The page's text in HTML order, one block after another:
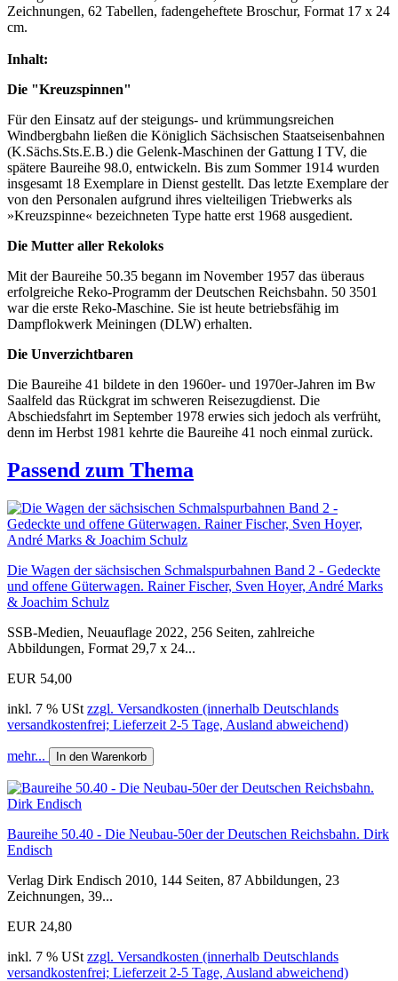
Zeichnungen, 62 Tabellen, fadengeheftete Broschur, Format 17 x 24
cm.
Inhalt:
Die "Kreuzspinnen"
Für den Einsatz auf der steigungs- und krümmungsreichen
Windbergbahn ließen die Königlich Sächsischen Staatseisenbahnen
(K.Sächs.Sts.E.B.) die Gelenk-Maschinen der Gattung I TV, die
spätere Baureihe 98.0, entwickeln. Bis zum Sommer 1914 wurden
insgesamt 18 Exemplare in Dienst gestellt. Das letzte Exemplare der
von den Personalen aufgrund ihres vielteiligen Triebwerks als
»Kreuzspinne« bezeichneten Type hatte erst 1968 ausgedient.
Die Mutter aller Rekoloks
Mit der Baureihe 50.35 begann im November 1957 das überaus
erfolgreiche Reko-Programm der Deutschen Reichsbahn. 50 3501
war die erste Reko-Maschine. Sie ist heute betriebsfähig im
Dampflokwerk Meiningen (DLW) erhalten.
Die Unverzichtbaren
Die Baureihe 41 bildete in den 1960er- und 1970er-Jahren im Bw
Saalfeld das Rückgrat im schweren Reisezugdienst. Die
Abschiedsfahrt im September 1978 erwies sich jedoch als verfrüht,
denn im Herbst 1981 kehrte die Baureihe 41 noch einmal zurück.
Passend zum Thema
Die Wagen der sächsischen Schmalspurbahnen Band 2 - Gedeckte
und offene Güterwagen. Rainer Fischer, Sven Hoyer, André Marks
& Joachim Schulz
SSB-Medien, Neuauflage 2022, 256 Seiten, zahlreiche
Abbildungen, Format 29,7 x 24...
EUR 54,00
inkl. 7 % USt zzgl. Versandkosten (innerhalb Deutschlands
versandkostenfrei; Lieferzeit 2-5 Tage, Ausland abweichend)
mehr... In den Warenkorb
Baureihe 50.40 - Die Neubau-50er der Deutschen Reichsbahn. Dirk
Endisch
Verlag Dirk Endisch 2010, 144 Seiten, 87 Abbildungen, 23
Zeichnungen, 39...
EUR 24,80
inkl. 7 % USt zzgl. Versandkosten (innerhalb Deutschlands
versandkostenfrei; Lieferzeit 2-5 Tage, Ausland abweichend)